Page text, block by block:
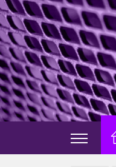
Skip
to
the
content